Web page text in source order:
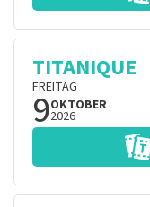
TITANIQUE
FREITAG
9OKTOBER
2026